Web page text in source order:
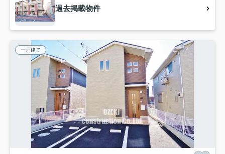
過去掲載物件
一戸建て